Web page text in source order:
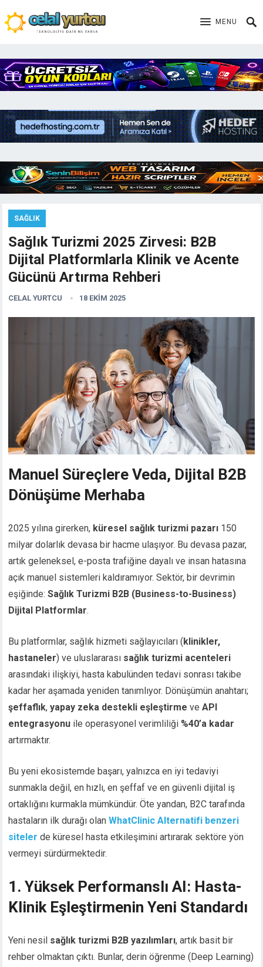
MENU
SAĞLIK
Sağlık Turizmi 2025 Zirvesi: B2B
Dijital Platformlarla Klinik ve Acente
Gücünü Artırma Rehberi
CELAL YURTCU 18 EKIM 2025
Manuel Süreçlere Veda, Dijital B2B
Dönüşüme Merhaba
2025 yılına girerken, küresel sağlık turizmi pazarı 150
milyar dolarlık devasa bir hacme ulaşıyor. Bu devasa pazar,
artık geleneksel, e-posta trafiğine dayalı ve insan hatasına
açık manuel sistemleri kaldıramıyor. Sektör, bir devrimin
eşiğinde:Sağlık Turizmi B2B (Business-to-Business)
Dijital Platformlar.
Bu platformlar, sağlık hizmeti sağlayıcıları ( klinikler,
hastaneler) ve uluslararası sağlık turizmi acenteleri
arasındaki ilişkiyi, hasta kabulünden tedavi sonrası takibe
kadar her aşamada yeniden tanımlıyor. Dönüşümün anahtarı;
şeffaflık,yapay zeka destekli eşleştirme veAPI
entegrasyonu ile operasyonel verimliliği %40’a kadar
artırmaktır.
Bu yeni ekosistemde başarı, yalnızca en iyi tedaviyi
sunmakla değil, en hızlı, en şeffaf ve en güvenli dijital iş
ortaklığını kurmakla mümkündür. Öte yandan, B2C tarafında
hastaların ilk durağı olanWhatClinic Alternatifi benzeri
siteler de küresel hasta etkileşimini artırarak sektöre yön
vermeyi sürdürmektedir.
1. Yüksek Performanslı AI: Hasta-
Klinik Eşleştirmenin Yeni Standardı
Yeni nesil sağlık turizmi B2B yazılımları, artık basit bir
rehber olmaktan çıktı. Bunlar, derin öğrenme (Deep Learning)